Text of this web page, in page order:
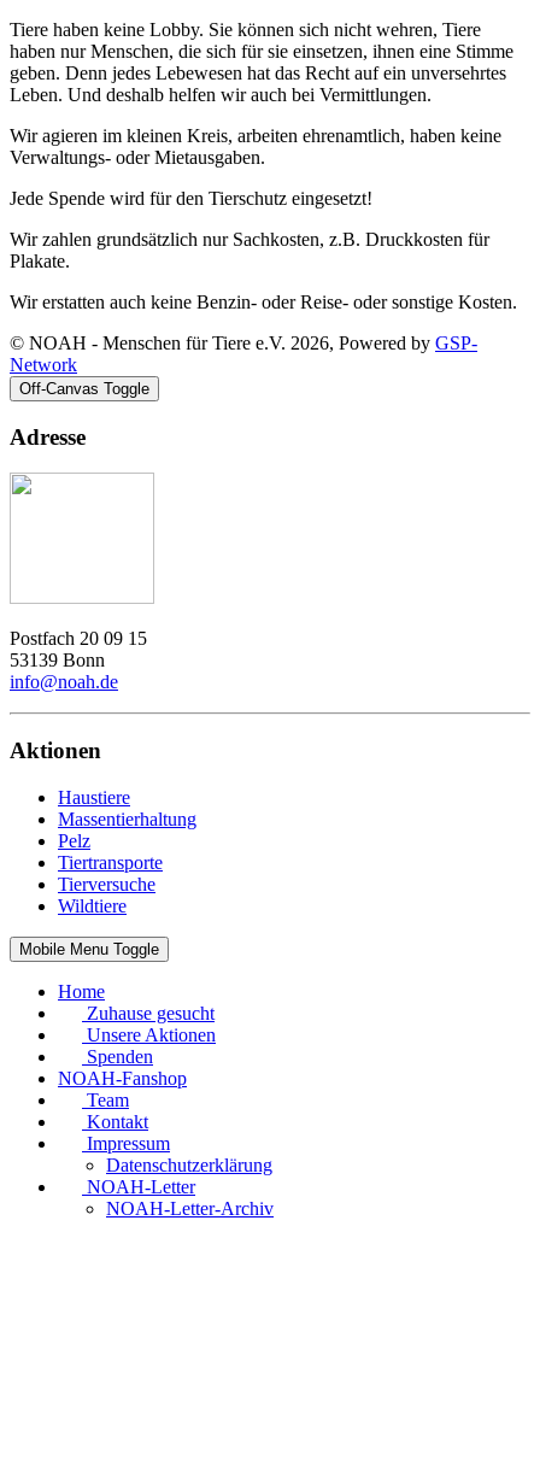
Tiere haben keine Lobby. Sie können sich nicht wehren, Tiere
haben nur Menschen, die sich für sie einsetzen, ihnen eine Stimme
geben. Denn jedes Lebewesen hat das Recht auf ein unversehrtes
Leben. Und deshalb helfen wir auch bei Vermittlungen.
Wir agieren im kleinen Kreis, arbeiten ehrenamtlich, haben keine
Verwaltungs- oder Mietausgaben.
Jede Spende wird für den Tierschutz eingesetzt!
Wir zahlen grundsätzlich nur Sachkosten, z.B. Druckkosten für
Plakate.
Wir erstatten auch keine Benzin- oder Reise- oder sonstige Kosten.
© NOAH - Menschen für Tiere e.V. 2026, Powered by GSP-
Network
Off-Canvas Toggle
Adresse
Postfach 20 09 15
53139 Bonn
info@noah.de
Aktionen
Haustiere
Massentierhaltung
Pelz
Tiertransporte
Tierversuche
Wildtiere
Mobile Menu Toggle
Home
Zuhause gesucht
Unsere Aktionen
Spenden
NOAH-Fanshop
Team
Kontakt
Impressum
Datenschutzerklärung
NOAH-Letter
NOAH-Letter-Archiv